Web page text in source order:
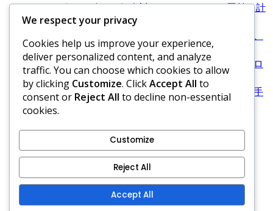
フォーボールゴルフ 個人対チームのスコア、貢献、計
算
フォーボールゴルフのタイブレーカー、勝者の決定、
プレーオフシナリオ
フォーバルゴルフ：時間制限、プレイのペース、スロ
ープレイのペナルティ
フォーボールゴルフルール：ゲーム内調整、対戦相手
への対応、柔軟性
プ、公平なプレー
利用規約
クッキーとトラッキング
プライバシーポリシー
We respect your privacy
Cookies help us improve your experience,
deliver personalized content, and analyze
traffic. You can choose which cookies to allow
by clicking Customize. ClickAccept All to
consent or Reject All to decline non-essential
cookies.
Customize
Reject All
Accept All